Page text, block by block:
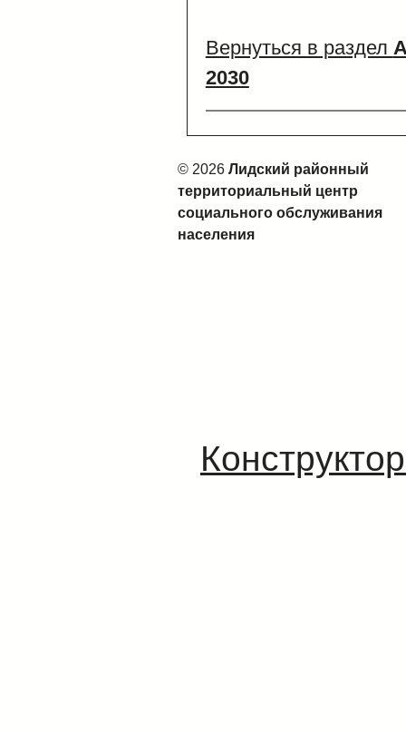
Вернуться в раздел
2030
© 2026 Лидский районный
территориальный центр
социального обслуживания
населения